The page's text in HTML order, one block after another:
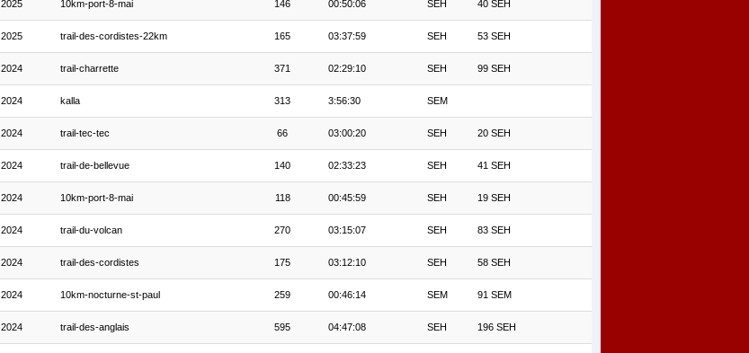
2025 10km-port-8-mai 146 00:50:06 SEH 40 SEH
2025 trail-des-cordistes-22km 165 03:37:59 SEH 53 SEH
2024 trail-charrette 371 02:29:10 SEH 99 SEH
2024 kalla 313 3:56:30 SEM
2024 trail-tec-tec 66 03:00:20 SEH 20 SEH
2024 trail-de-bellevue 140 02:33:23 SEH 41 SEH
2024 10km-port-8-mai 118 00:45:59 SEH 19 SEH
2024 trail-du-volcan 270 03:15:07 SEH 83 SEH
2024 trail-des-cordistes 175 03:12:10 SEH 58 SEH
2024 10km-nocturne-st-paul 259 00:46:14 SEM 91 SEM
2024 trail-des-anglais 595 04:47:08 SEH 196 SEH